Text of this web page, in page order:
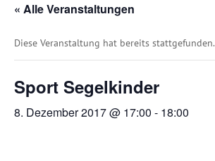
« Alle Veranstaltungen
Diese Veranstaltung hat bereits stattgefunden.
Sport Segelkinder
8. Dezember 2017 @ 17:00 - 18:00